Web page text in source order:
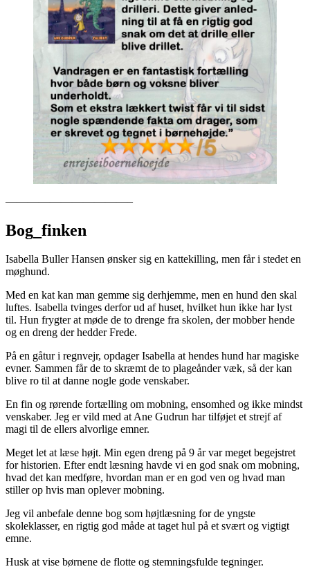
———————————–
Bog_finken
Isabella Buller Hansen ønsker sig en kattekilling, men får i stedet en
møghund.
Med en kat kan man gemme sig derhjemme, men en hund den skal
luftes. Isabella tvinges derfor ud af huset, hvilket hun ikke har lyst
til. Hun frygter at møde de to drenge fra skolen, der mobber hende
og en dreng der hedder Frede.
På en gåtur i regnvejr, opdager Isabella at hendes hund har magiske
evner. Sammen får de to skræmt de to plageånder væk, så der kan
blive ro til at danne nogle gode venskaber.
En fin og rørende fortælling om mobning, ensomhed og ikke mindst
venskaber. Jeg er vild med at Ane Gudrun har tilføjet et strejf af
magi til de ellers alvorlige emner.
Meget let at læse højt. Min egen dreng på 9 år var meget begejstret
for historien. Efter endt læsning havde vi en god snak om mobning,
hvad det kan medføre, hvordan man er en god ven og hvad man
stiller op hvis man oplever mobning.
Jeg vil anbefale denne bog som højtlæsning for de yngste
skoleklasser, en rigtig god måde at taget hul på et svært og vigtigt
emne.
Husk at vise børnene de flotte og stemningsfulde tegninger.